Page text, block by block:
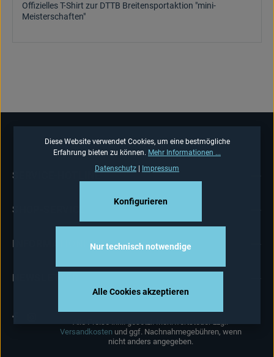
Offizielles T-Shirt zur DTTB Breitensportaktion "mini-
Meisterschaften"
SERVICE-HOTLINE
SHOP-SERVICE
INFORMATIONEN
NEWSLETTER
Versandkostenund ggf. Nachnahmegebühren, wenn
nicht anders angegeben.
Diese Website verwendet Cookies, um eine bestmögliche
Erfahrung bieten zu können. Mehr Informationen ...
Datenschutz
Impressum
Nur technisch notwendige
Konfigurieren
Alle Cookies akzeptieren